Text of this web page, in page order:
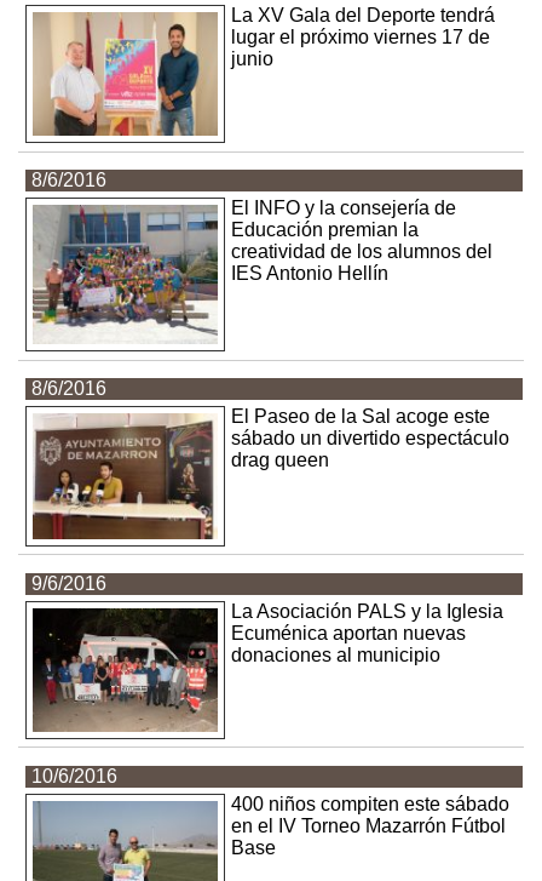
La XV Gala del Deporte tendrá
lugar el próximo viernes 17 de
junio
8/6/2016
El INFO y la consejería de
Educación premian la
creatividad de los alumnos del
IES Antonio Hellín
8/6/2016
El Paseo de la Sal acoge este
sábado un divertido espectáculo
drag queen
9/6/2016
La Asociación PALS y la Iglesia
Ecuménica aportan nuevas
donaciones al municipio
10/6/2016
400 niños compiten este sábado
en el IV Torneo Mazarrón Fútbol
Base